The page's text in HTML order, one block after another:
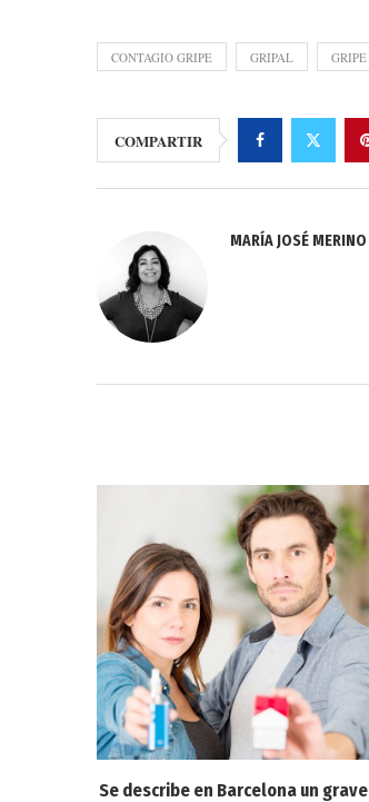
CONTAGIO GRIPE GRIPAL GRIPE
COMPARTIR
MARÍA JOSÉ MERINO
Se describe en Barcelona un grave